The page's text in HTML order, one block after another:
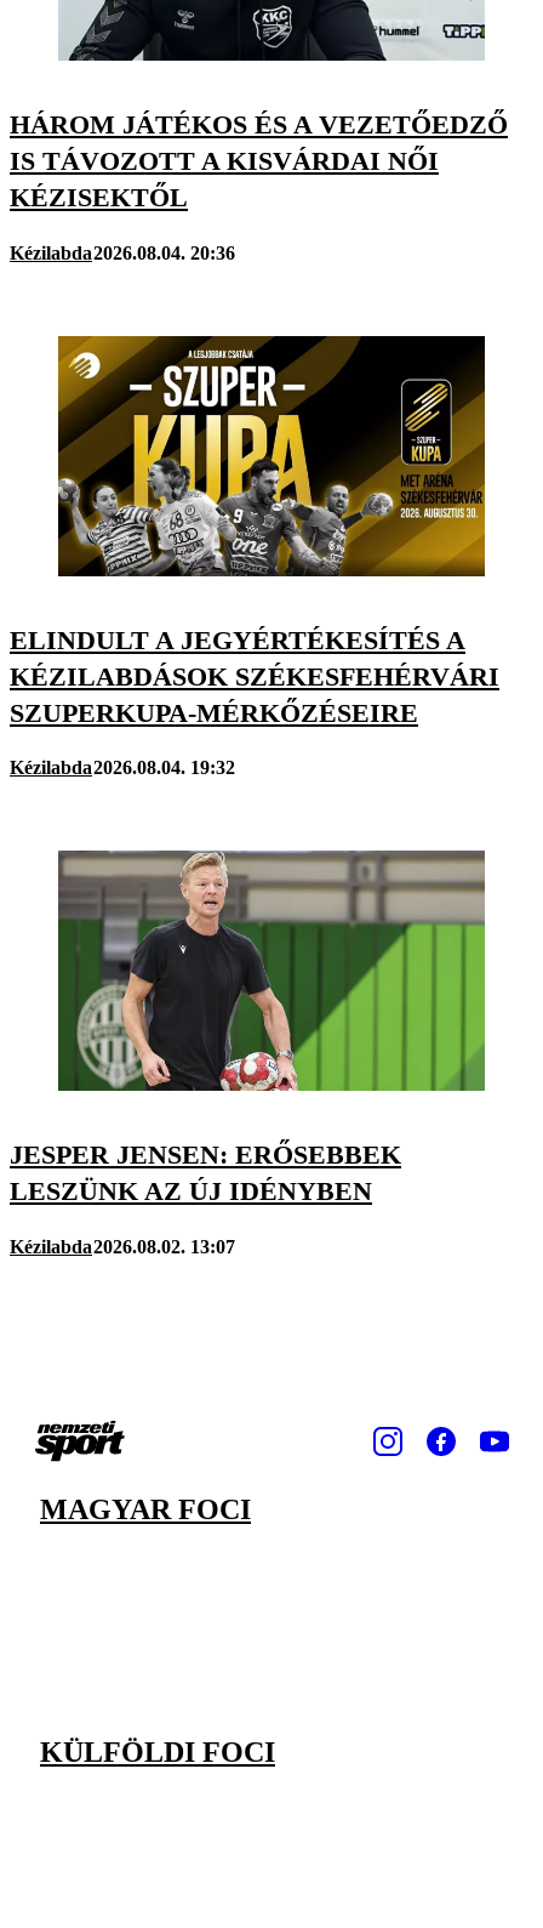
HÁROM JÁTÉKOS ÉS A VEZETŐEDZŐ
IS TÁVOZOTT A KISVÁRDAI NŐI
KÉZISEKTŐL
Kézilabda2026.08.04. 20:36
ELINDULT A JEGYÉRTÉKESÍTÉS A
KÉZILABDÁSOK SZÉKESFEHÉRVÁRI
SZUPERKUPA-MÉRKŐZÉSEIRE
Kézilabda2026.08.04. 19:32
JESPER JENSEN: ERŐSEBBEK
LESZÜNK AZ ÚJ IDÉNYBEN
Kézilabda2026.08.02. 13:07
MAGYAR FOCI
KÜLFÖLDI FOCI